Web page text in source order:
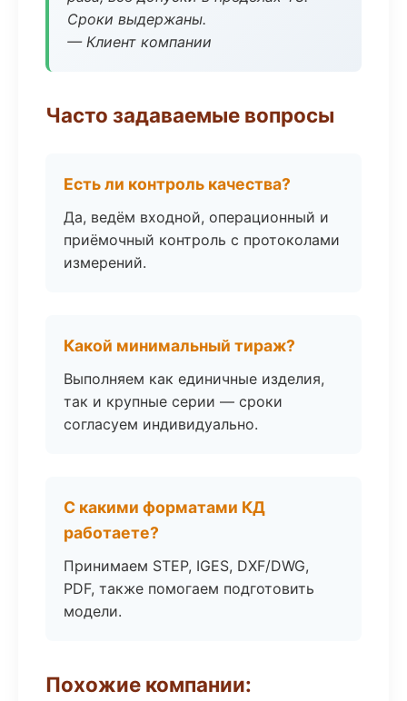
Сроки выдержаны.
— Клиент компании
Часто задаваемые вопросы
Есть ли контроль качества?
Да, ведём входной, операционный и
приёмочный контроль с протоколами
измерений.
Какой минимальный тираж?
Выполняем как единичные изделия,
так и крупные серии — сроки
согласуем индивидуально.
С какими форматами КД
работаете?
Принимаем STEP, IGES, DXF/DWG,
PDF, также помогаем подготовить
модели.
Похожие компании: